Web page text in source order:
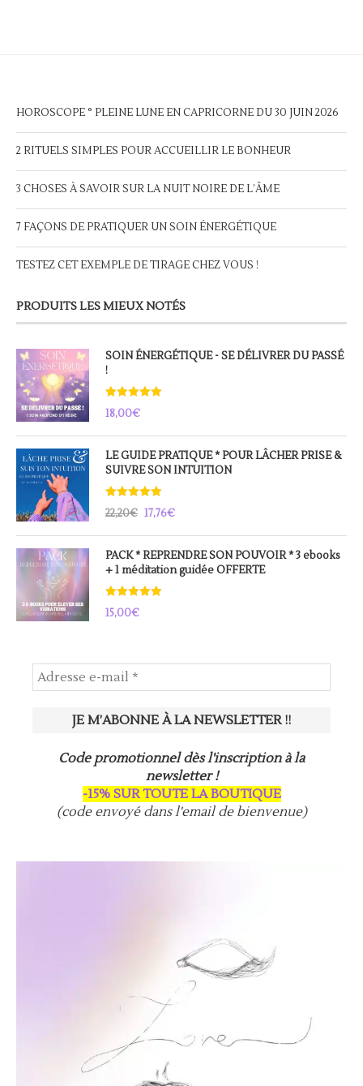
HOROSCOPE ° PLEINE LUNE EN CAPRICORNE DU 30 JUIN 2026
2 RITUELS SIMPLES POUR ACCUEILLIR LE BONHEUR
3 CHOSES À SAVOIR SUR LA NUIT NOIRE DE L’ÂME
7 FAÇONS DE PRATIQUER UN SOIN ÉNERGÉTIQUE
TESTEZ CET EXEMPLE DE TIRAGE CHEZ VOUS !
PRODUITS LES MIEUX NOTÉS
SOIN ÉNERGÉTIQUE - SE DÉLIVRER DU PASSÉ
!
Note5.00
sur 5
18,00€
LE GUIDE PRATIQUE * POUR LÂCHER PRISE &
SUIVRE SON INTUITION
Note 5.00
sur 5
22,20€
Le
prix
initial
était :
22,20€.
17,76€
Le
prix
actuel
17,76€.
PACK * REPRENDRE SON POUVOIR * 3 ebooks
+ 1 méditation guidée OFFERTE
Note5.00
sur 5
15,00€
Code promotionnel dès l'inscription à la
newsletter !
-15% SUR TOUTE LA BOUTIQUE
(code envoyé dans l'email de bienvenue)